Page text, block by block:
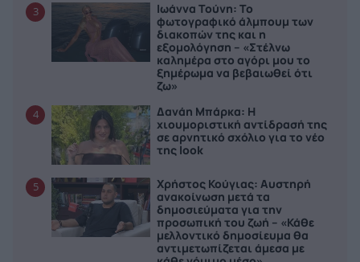
3
Ιωάννα Τούνη: Το
φωτογραφικό άλμπουμ των
διακοπών της και η
εξομολόγηση – «Στέλνω
καλημέρα στο αγόρι μου το
ξημέρωμα να βεβαιωθεί ότι
ζω»
4
Δανάη Μπάρκα: Η
χιουμοριστική αντίδρασή της
σε αρνητικό σχόλιο για το νέο
της look
5
Χρήστος Κούγιας: Αυστηρή
ανακοίνωση μετά τα
δημοσιεύματα για την
προσωπική του ζωή – «Κάθε
μελλοντικό δημοσίευμα θα
αντιμετωπίζεται άμεσα με